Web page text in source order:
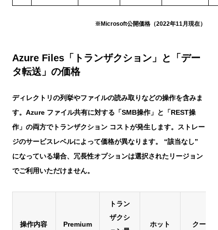
※Microsoft公開価格（2022年11月現在）
Azure Files「トランザクション」と「デー
タ転送」の価格
ディレクトリの列挙やファイルの読み取りなどの操作を含みま
す。Azure ファイル共有に対する「SMB操作」と「REST操
作」の両方でトランザクション コストが発生します。ストレー
ジのサービスレベルによって価格が異なります。 “該当なし”
になっている場合、冗長性オプションは選択されたリージョン
でご利用いただけません。
操作内容 Premium
トラン
ザクシ
ホット クール